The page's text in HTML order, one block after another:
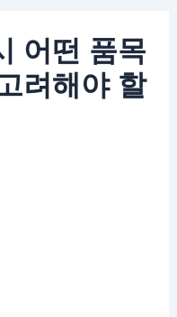
어떤 품목
려해야 할